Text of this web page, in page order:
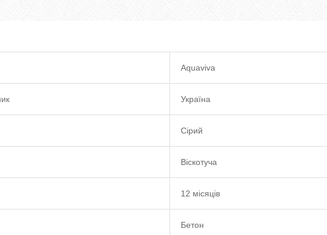
Aquaviva
Україна
Сірий
Віскотуча
12 місяців
Бетон